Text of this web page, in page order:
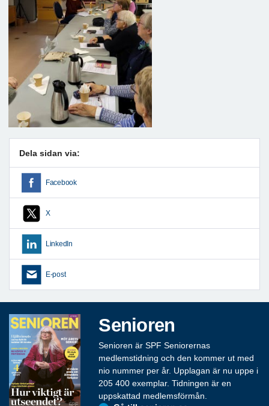
Dela sidan via:
Facebook
X
LinkedIn
E-post
Senioren
Senioren är SPF Seniorernas
medlemstidning och den kommer ut med
nio nummer per år. Upplagan är nu uppe i
205 400 exemplar. Tidningen är en
uppskattad medlemsförmån.